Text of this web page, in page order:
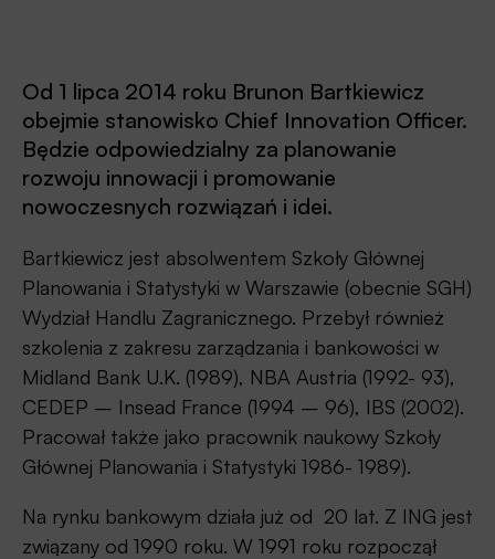
Od 1 lipca 2014 roku Brunon Bartkiewicz
obejmie stanowisko Chief Innovation Officer.
Będzie odpowiedzialny za planowanie
rozwoju innowacji i promowanie
nowoczesnych rozwiązań i idei.
Bartkiewicz jest absolwentem Szkoły Głównej
Planowania i Statystyki w Warszawie (obecnie SGH)
Wydział Handlu Zagranicznego. Przebył również
szkolenia z zakresu zarządzania i bankowości w
Midland Bank U.K. (1989), NBA Austria (1992- 93),
CEDEP – Insead France (1994 – 96), IBS (2002).
Pracował także jako pracownik naukowy Szkoły
Głównej Planowania i Statystyki 1986- 1989).
Na rynku bankowym działa już od 20 lat. Z ING jest
związany od 1990 roku. W 1991 roku rozpoczął